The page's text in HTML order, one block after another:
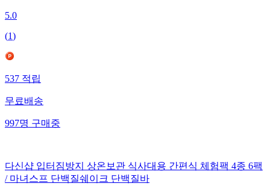
5.0
(1)
537적립
무료배송
997명구매중
다신샵 입터짐방지 상온보관 식사대용 간편식 체험팩 4종 6팩
/ 마녀스프 단백질쉐이크 단백질바